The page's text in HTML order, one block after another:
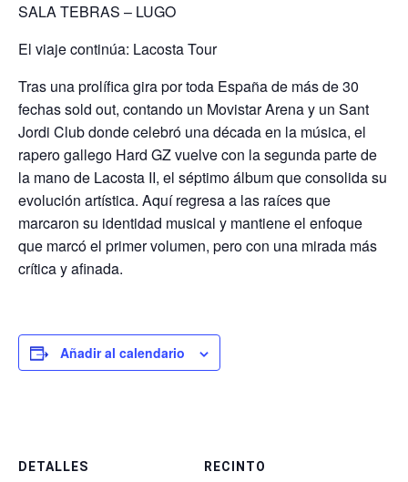
SALA TEBRAS – LUGO
El viaje continúa: Lacosta Tour
Tras una prolífica gira por toda España de más de 30
fechas sold out, contando un Movistar Arena y un Sant
Jordi Club donde celebró una década en la música, el
rapero gallego Hard GZ vuelve con la segunda parte de
la mano de Lacosta II, el séptimo álbum que consolida su
evolución artística. Aquí regresa a las raíces que
marcaron su identidad musical y mantiene el enfoque
que marcó el primer volumen, pero con una mirada más
crítica y afinada.
Añadir al calendario
DETALLES RECINTO